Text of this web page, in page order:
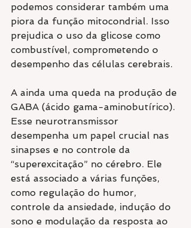
podemos considerar também uma
piora da função mitocondrial. Isso
prejudica o uso da glicose como
combustível, comprometendo o
desempenho das células cerebrais.
A ainda uma queda na produção de
GABA (ácido gama-aminobutírico).
Esse neurotransmissor
desempenha um papel crucial nas
sinapses e no controle da
“superexcitação” no cérebro. Ele
está associado a várias funções,
como regulação do humor,
controle da ansiedade, indução do
sono e modulação da resposta ao